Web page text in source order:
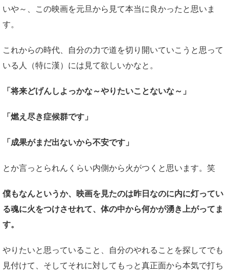
いや～、この映画を元旦から見て本当に良かったと思いま
す。
これからの時代、自分の力で道を切り開いていこうと思って
いる人（特に漢）には見て欲しいかなと。
「将来どげんしよっかな～やりたいことないな～」
「燃え尽き症候群です」
「成果がまだ出ないから不安です」
とか言っとられんくらい内側から火がつくと思います。笑
僕もなんというか、 映画を見たのは昨日なのに内に灯ってい
る魂に火をつけさせれて、 体の中から何かが湧き上がってま
す。
やりたいと思っていること、自分のやれることを探してでも
見付けて、そしてそれに対してもっと真正面から本気で打ち